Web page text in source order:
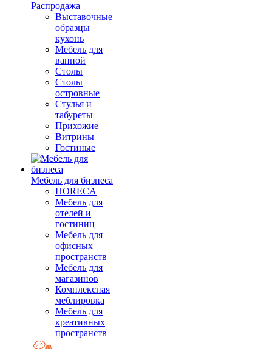
Распродажа
Выставочные
образцы
кухонь
Мебель для
ванной
Столы
Столы
островные
Стулья и
табуреты
Прихожие
Витрины
Гостиные
Мебель для бизнеса
HORECA
Мебель для
отелей и
гостиниц
Мебель для
офисных
пространств
Мебель для
магазинов
Комплексная
меблировка
Мебель для
креативных
пространств